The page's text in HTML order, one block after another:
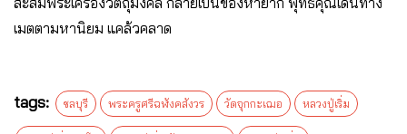
เมตตามหานิยม แคล้วคลาด
tags: ชลบุรี พระครูศรีฉฬังคสังวร วัดจุกกะเฌอ หลวงปู่เริ่ม